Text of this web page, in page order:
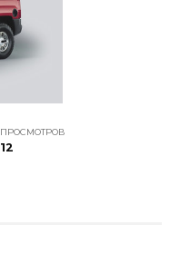
ПРОСМОТРОВ
12